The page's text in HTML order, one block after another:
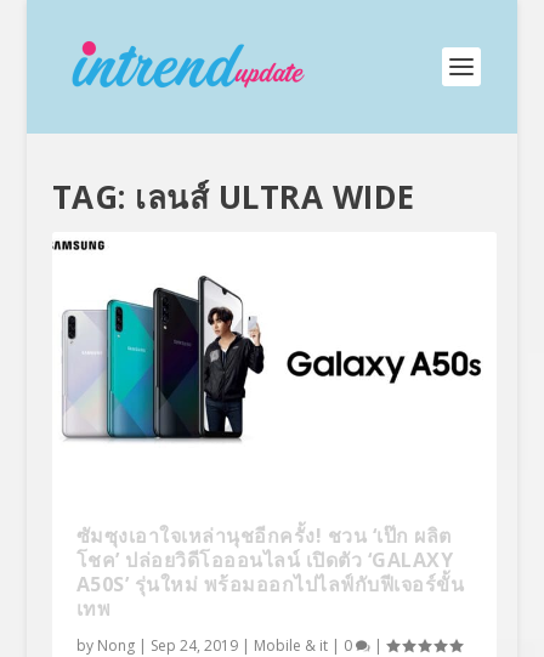
TAG: เลนส์ ULTRA WIDE
ซัมซุงเอาใจเหล่านุชอีกครั้ง! ชวน ‘เป๊ก ผลิต
โชค’ ปล่อยวิดีโอออนไลน์ เปิดตัว ‘GALAXY
A50S’ รุ่นใหม่ พร้อมออกไปไลฟ์กับฟีเจอร์ขั้น
เทพ
by Nong| Sep 24, 2019| Mobile & it| 0 |